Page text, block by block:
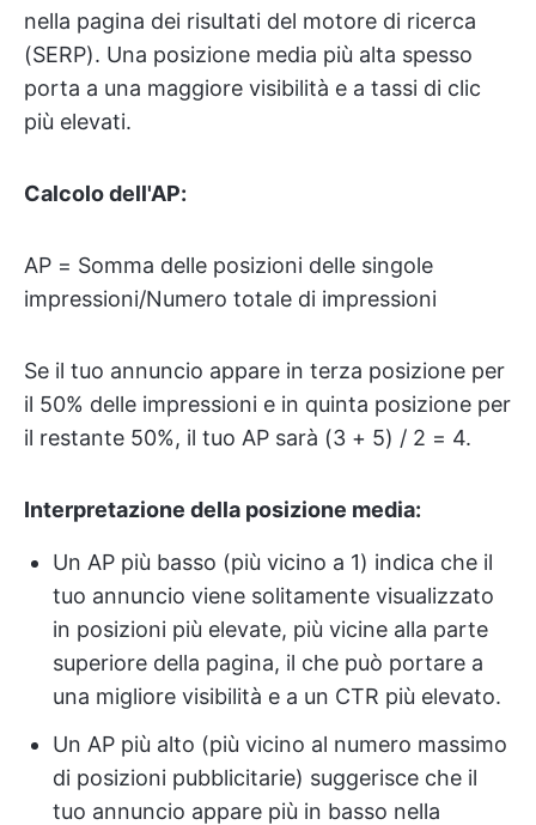
nella pagina dei risultati del motore di ricerca
(SERP). Una posizione media più alta spesso
porta a una maggiore visibilità e a tassi di clic
più elevati.
Calcolo dell'AP:
AP = Somma delle posizioni delle singole
impressioni/Numero totale di impressioni
Se il tuo annuncio appare in terza posizione per
il 50% delle impressioni e in quinta posizione per
il restante 50%, il tuo AP sarà (3 + 5) / 2 = 4.
Interpretazione della posizione media:
Un AP più basso (più vicino a 1) indica che il
tuo annuncio viene solitamente visualizzato
in posizioni più elevate, più vicine alla parte
superiore della pagina, il che può portare a
una migliore visibilità e a un CTR più elevato.
Un AP più alto (più vicino al numero massimo
di posizioni pubblicitarie) suggerisce che il
tuo annuncio appare più in basso nella